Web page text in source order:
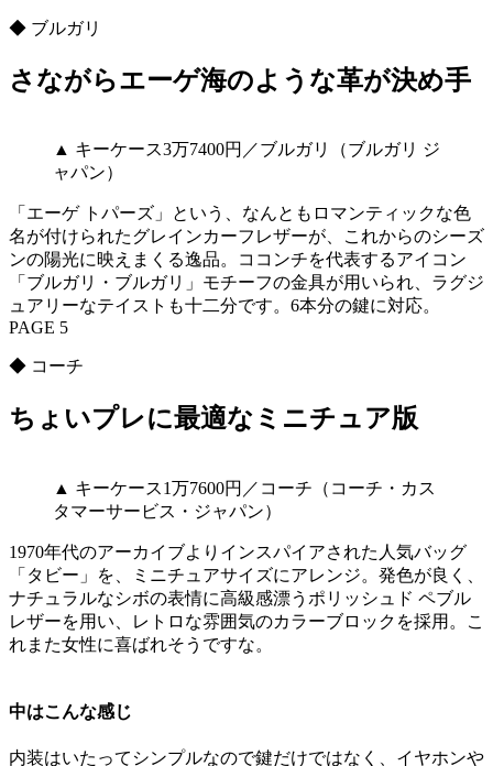
◆ ブルガリ
さながらエーゲ海のような革が決め手
▲ キーケース3万7400円／ブルガリ（ブルガリ ジ
ャパン）
「エーゲ トパーズ」という、なんともロマンティックな色
名が付けられたグレインカーフレザーが、これからのシーズ
ンの陽光に映えまくる逸品。ココンチを代表するアイコン
「ブルガリ・ブルガリ」モチーフの金具が用いられ、ラグジ
ュアリーなテイストも十二分です。6本分の鍵に対応。
PAGE 5
◆ コーチ
ちょいプレに最適なミニチュア版
▲ キーケース1万7600円／コーチ（コーチ・カス
タマーサービス・ジャパン）
1970年代のアーカイブよりインスパイアされた人気バッグ
「タビー」を、ミニチュアサイズにアレンジ。発色が良く、
ナチュラルなシボの表情に高級感漂うポリッシュド ペブル
レザーを用い、レトロな雰囲気のカラーブロックを採用。こ
れまた女性に喜ばれそうですな。
中はこんな感じ
内装はいたってシンプルなので鍵だけではなく、イヤホンや